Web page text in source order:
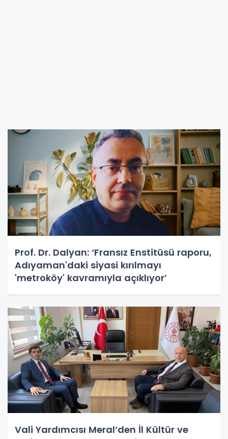
Prof. Dr. Dalyan: ‘Fransız Enstitüsü raporu,
Adıyaman'daki siyasi kırılmayı
'metroköy' kavramıyla açıklıyor’
Vali Yardımcısı Meral’den İl Kültür ve